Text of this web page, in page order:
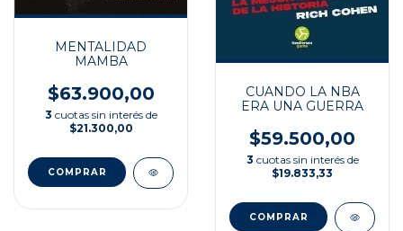
MENTALIDAD
MAMBA
$63.900,00
3 cuotas sin interés de
$21.300,00
CUANDO LA NBA
ERA UNA GUERRA
$59.500,00
3 cuotas sin interés de
$19.833,33